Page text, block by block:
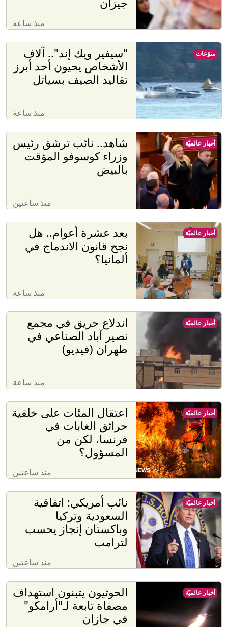
منذ ساعة
"سيفير ويك إند".. آلاف
الأشخاص يحيون أحد أبرز
تقاليد الصيف بسياتل
منذ ساعة
منوّعات
شاهد.. نائب ترشق رئيس
وزراء كوسوفو المؤقت
بالبيض
منذ ساعتين
أخبار عالميّة
بعد عشرة أعوام.. هل
نجح قانون الاندماج في
ألمانيا؟
منذ ساعة
أخبار عالميّة
اندلاع حريق في مجمع
نصير آباد الصناعي في
طهران (فيديو)
منذ ساعة
أخبار عالميّة
اعتقال المئات على خلفية
حرائق الغابات في
فرنسا، لكن من
المسؤول؟
منذ ساعتين
أخبار عالميّة
نائب أمريكي: اتفاقية
السعودية وتركيا
وباكستان إنجاز يحسب
لترامب
منذ ساعتين
أخبار عالميّة
الحوثيون يتبنون استهداف
مصفاة تابعة لـ"أرامكو"
في جازان
أخبار عالميّة